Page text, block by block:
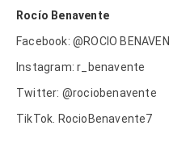
Rocío Benavente
Facebook: @ROCIO
Instagram: r_benavente
Twitter: @rociobenavente
TikTok. RocioBenavente7